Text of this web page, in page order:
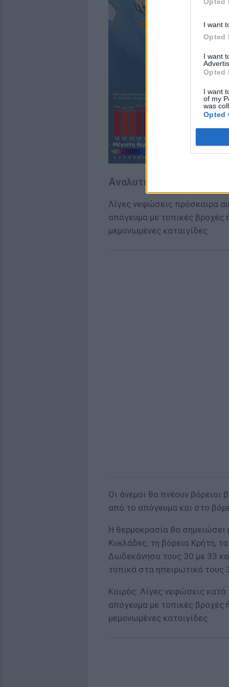
I want
Opted
I want
Opted
I want
of my
was
Opted
Αναλυτικά ο καιρός
Λίγες νεφώσεις πρόσκαιρα
απόγευμα με τοπικές βροχές
μεμονωμένες καταιγίδες.
Οι άνεμοι θα πνέουν βόρειοι
από το απόγευμα και στο
Η θερμοκρασία θα
Κυκλάδες, τη βόρεια Κρήτη,
Δωδεκάνησα τους 30 με 33
τοπικά στα ηπειρωτικά τους
Καιρός: Λίγες νεφώσεις
απόγευμα με τοπικές βροχές
μεμονωμένες καταιγίδες.